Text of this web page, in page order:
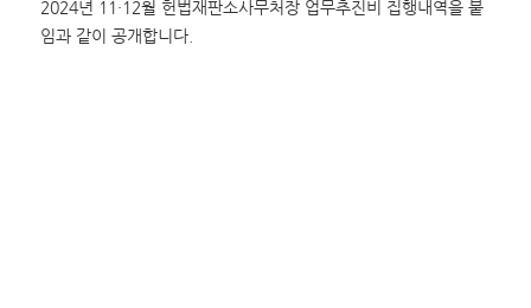
2024년 11·12월 헌법재판소사무처장 업무추진비 집행내역을 붙
임과 같이 공개합니다.